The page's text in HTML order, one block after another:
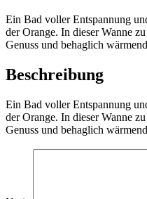
Ein Bad voller Entspannung
der Orange. In dieser Wanne
Genuss und behaglich
Beschreibung
Ein Bad voller Entspannung
der Orange. In dieser Wanne
Genuss und behaglich